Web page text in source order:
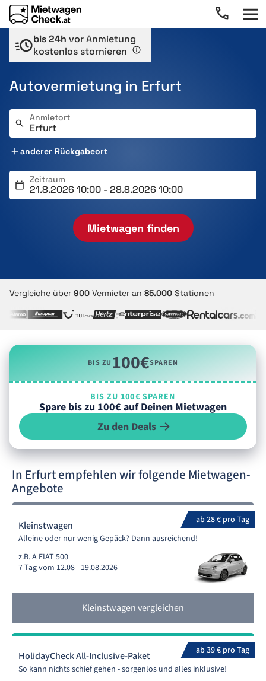
bis 24h vor Anmietung
kostenlos stornieren
Autovermietung in Erfurt
Anmietort
anderer Rückgabeort
Zeitraum
Mietwagen finden
Vergleiche über 900 Vermieter an 85.000 Stationen
BIS ZU100€SPAREN
BIS ZU 100€ SPAREN
Spare bis zu 100€ auf Deinen Mietwagen
Zu den Deals
In Erfurt empfehlen wir folgende Mietwagen-
Angebote
ab 28 € pro Tag
Kleinstwagen
Alleine oder nur wenig Gepäck? Dann ausreichend!
z.B. A FIAT 500
7 Tag vom 12.08 - 19.08.2026
Kleinstwagen vergleichen
ab 39 € pro Tag
HolidayCheck All-Inclusive-Paket
So kann nichts schief gehen - sorgenlos und alles inklusive!